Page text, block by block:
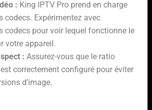
: King IPTV Pro prend en charge
codecs. Expérimentez avec
codecs pour voir lequel fonctionne le
votre appareil.
: Assurez-vous que le ratio
est correctement configuré pour éviter
d’image.